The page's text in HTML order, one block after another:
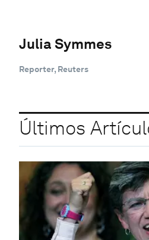
Julia Symmes
Reporter, Reuters
Últimos